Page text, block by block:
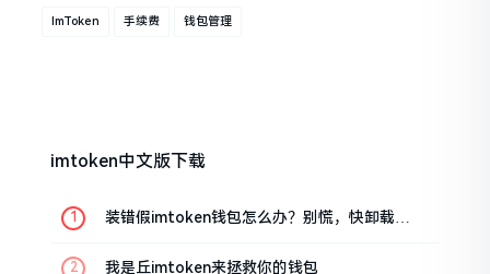
ImToken 手续费 钱包管理
imtoken中文版下载
装错假imtoken钱包怎么办？别慌，快卸载，
我是丘imtoken来拯救你的钱包